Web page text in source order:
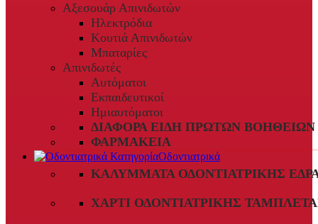
Αξεσουάρ Απινιδωτών
Ηλεκτρόδια
Κουτιά Απινιδωτών
Μπαταρίες
Απινιδωτές
Αυτόματοι
Εκπαιδευτικοί
Ημιαυτόματοι
ΔΙΆΦΟΡΑ ΕΊΔΗ ΠΡΏΤΩΝ ΒΟΗΘΕΙΏΝ
ΦΑΡΜΑΚΕΊΑ
Οδοντιατρικά
ΚΑΛΎΜΜΑΤΑ ΟΔΟΝΤΙΑΤΡΙΚΉΣ
ΧΑΡΤΊ ΟΔΟΝΤΙΑΤΡΙΚΉΣ